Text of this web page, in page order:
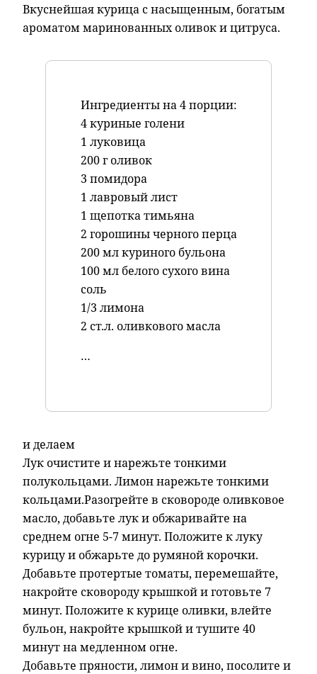
Вкуснейшая курица с насыщенным, богатым
ароматом маринованных оливок и цитруса.
Ингредиенты на 4 порции:
4 куриные голени
1 луковица
200 г оливок
3 помидора
1 лавровый лист
1 щепотка тимьяна
2 горошины черного перца
200 мл куриного бульона
100 мл белого сухого вина
соль
1/3 лимона
2 ст.л. оливкового масла
…
и делаем
Лук очистите и нарежьте тонкими
полукольцами. Лимон нарежьте тонкими
кольцами.Разогрейте в сковороде оливковое
масло, добавьте лук и обжаривайте на
среднем огне 5-7 минут. Положите к луку
курицу и обжарьте до румяной корочки.
Добавьте протертые томаты, перемешайте,
накройте сковороду крышкой и готовьте 7
минут. Положите к курице оливки, влейте
бульон, накройте крышкой и тушите 40
минут на медленном огне.
Добавьте пряности, лимон и вино, посолите и